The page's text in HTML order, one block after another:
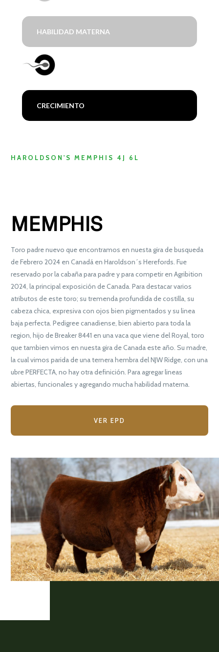
HABILIDAD MATERNA
CRECIMIENTO
HAROLDSON'S MEMPHIS 4J 6L
MEMPHIS
Toro padre nuevo que encontramos en nuesta gira de busqueda
de Febrero 2024 en Canadá en Haroldson´s Herefords. Fue
reservado por la cabaña para padre y para competir en Agribition
2024, la principal exposición de Canada. Para destacar varios
atributos de este toro; su tremenda profundida de costilla, su
cabeza chica, expresiva con ojos bien pigmentados y su linea
baja perfecta. Pedigree canadiense, bien abierto para toda la
region, hijo de Breaker 8441 en una vaca que viene del Royal, toro
que tambien vimos en nuesta gira de Canada este año. Su madre,
la cual vimos parida de una ternera hembra del NJW Ridge, con una
ubre PERFECTA, no hay otra definición. Para agregar lineas
abiertas, funcionales y agregando mucha habilidad materna.
VER EPD